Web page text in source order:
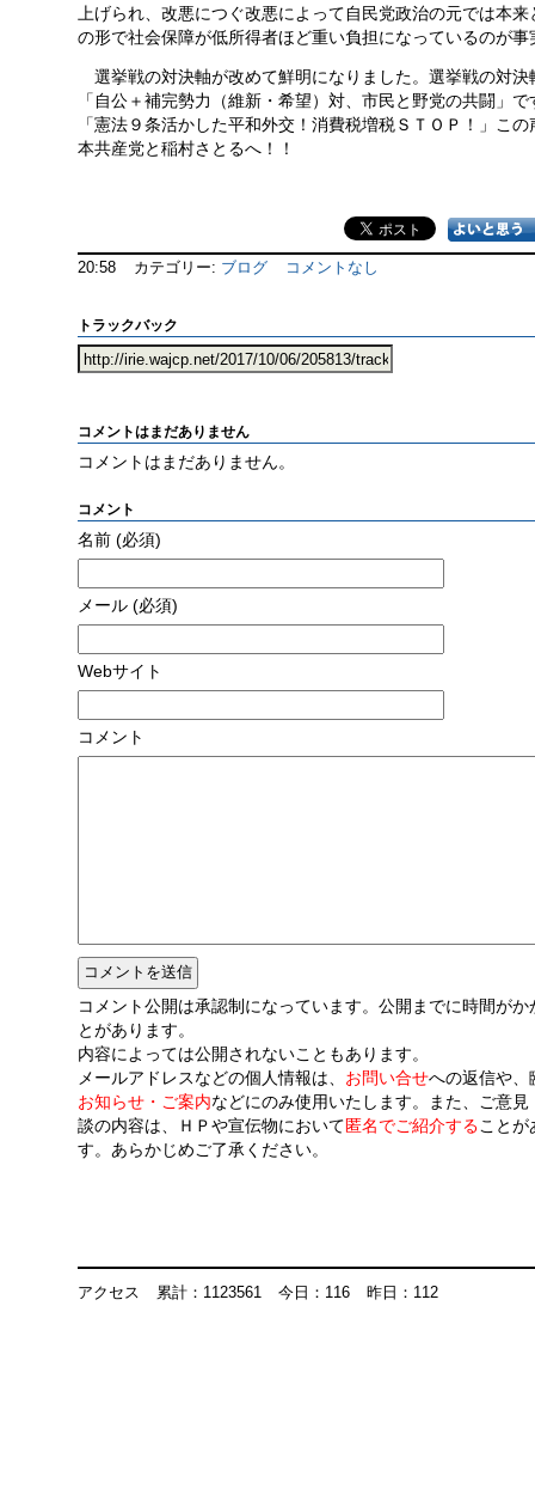
上げられ、改悪につぐ改悪によって自民党政治の元では本来
の形で社会保障が低所得者ほど重い負担になっているのが事
選挙戦の対決軸が改めて鮮明になりました。選挙戦の対決
「自公＋補完勢力（維新・希望）対、市民と野党の共闘」で
「憲法９条活かした平和外交！消費税増税ＳＴＯＰ！」この
本共産党と稲村さとるへ！！
20:58 カテゴリー: ブログ コメントなし
トラックバック
コメントはまだありません
コメントはまだありません。
コメント
名前 (必須)
メール (必須)
Webサイト
コメント
コメント公開は承認制になっています。公開までに時間がか
とがあります。
内容によっては公開されないこともあります。
メールアドレスなどの個人情報は、 お問い合せへの返信や、
お知らせ・ご案内などにのみ使用いたします。また、ご意見
談の内容は、ＨＰや宣伝物において 匿名でご紹介することが
す。あらかじめご了承ください。
アクセス 累計：1123561 今日：116 昨日：112